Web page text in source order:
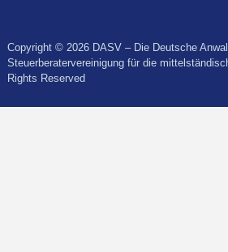
Copyright © 2026 DASV – Die Deutsche
Steuerberatervereinigung für die
Rights Reserved